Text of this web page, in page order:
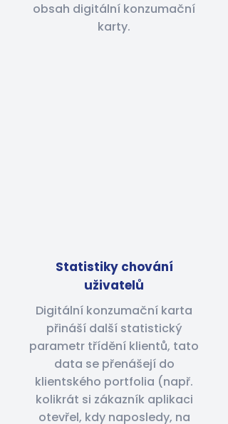
obsah digitální konzumační
karty.
Statistiky chování
uživatelů
Digitální konzumační karta
přináší další statistický
parametr třídění klientů, tato
data se přenášejí do
klientského portfolia (např.
kolikrát si zákazník aplikaci
otevřel, kdy naposledy, na